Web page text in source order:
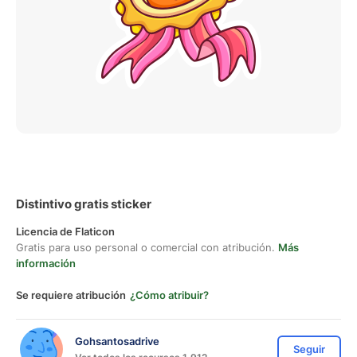
Distintivo gratis sticker
Licencia de Flaticon
Gratis para uso personal o comercial con atribución. Más
información
Se requiere atribución ¿Cómo atribuir?
Gohsantosadrive
Seguir